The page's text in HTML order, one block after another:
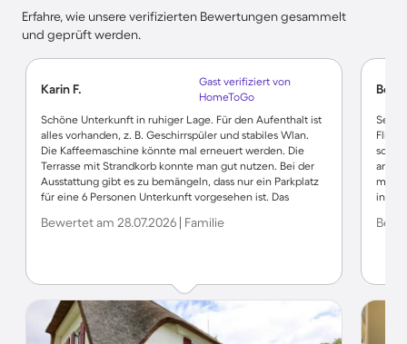
Erfahre, wie unsere verifizierten Bewertungen gesammelt
und geprüft werden.
Karin F.
Gast verifiziert von
HomeToGo
Schöne Unterkunft in ruhiger Lage. Für den Aufenthalt ist
alles vorhanden, z. B. Geschirrspüler und stabiles Wlan.
Die Kaffeemaschine könnte mal erneuert werden. Die
Terrasse mit Strandkorb konnte man gut nutzen. Bei der
Ausstattung gibt es zu bemängeln, dass nur ein Parkplatz
für eine 6 Personen Unterkunft vorgesehen ist. Das
werden.
Bewertet am 28.07.2026 | Familie
Sehr
mag,